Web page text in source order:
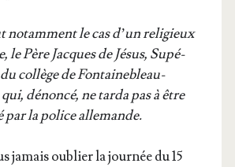
notam­ment le cas d’un reli­gieux
le Père Jacques de Jésus, Supé­
col­lège de Fon­tai­ne­bleau-
dénon­cé, ne tar­da pas à être
par la police allemande.
jamais oublier la jour­née du 15